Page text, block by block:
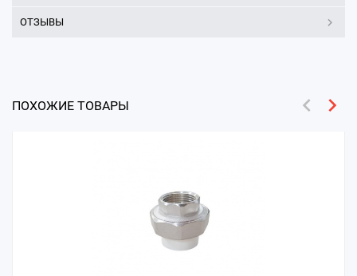
ОТЗЫВЫ
ПОХОЖИЕ ТОВАРЫ